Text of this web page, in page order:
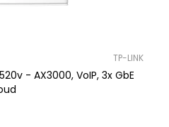
TP-LINK
- AX3000, VoIP, 3x GbE